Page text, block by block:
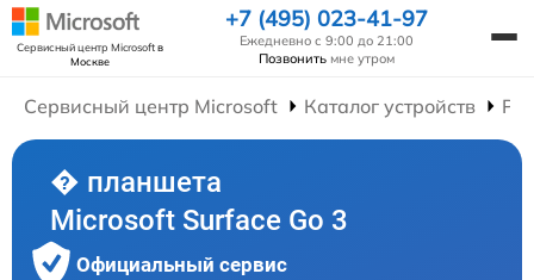
Сервисный центр Microsoftв
Москве
+7 (495) 023-41-97
Ежедневно с 9:00 до 21:00
Позвонить мне утром
Сервисный центр Microsoft Каталог устройств
� планшета
Microsoft Surface Go 3
Официальный сервис